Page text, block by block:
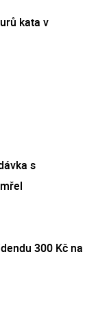
kata v
s
300 Kč na